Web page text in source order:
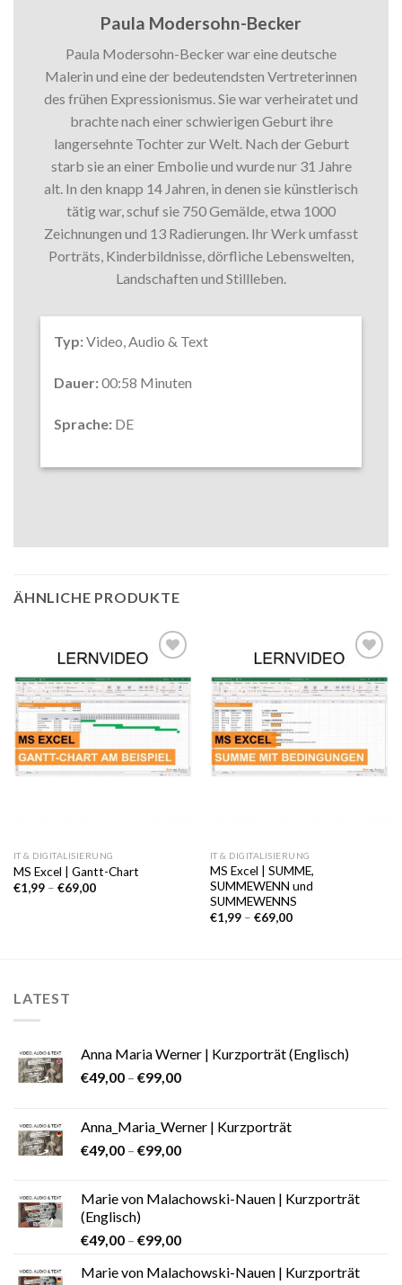
Paula Modersohn-Becker
Paula Modersohn-Becker war eine deutsche
Malerin und eine der bedeutendsten Vertreterinnen
des frühen Expressionismus. Sie war verheiratet und
brachte nach einer schwierigen Geburt ihre
langersehnte Tochter zur Welt. Nach der Geburt
starb sie an einer Embolie und wurde nur 31 Jahre
alt. In den knapp 14 Jahren, in denen sie künstlerisch
tätig war, schuf sie 750 Gemälde, etwa 1000
Zeichnungen und 13 Radierungen. Ihr Werk umfasst
Porträts, Kinderbildnisse, dörfliche Lebenswelten,
Landschaften und Stillleben.
Typ:Video, Audio & Text
Dauer:00:58 Minuten
Sprache: DE
ÄHNLICHE PRODUKTE
Wunschliste
IT & DIGITALISIERUNG
MS Excel | Gantt-Chart
€1,99– €69,00
Wunschliste
IT & DIGITALISIERUNG
MS Excel | SUMME,
SUMMEWENN und
SUMMEWENNS
€1,99– €69,00
LATEST
Anna Maria Werner | Kurzporträt (Englisch)
€49,00 – €99,00
Anna_Maria_Werner | Kurzporträt
€49,00 – €99,00
Marie von Malachowski-Nauen | Kurzporträt
(Englisch)
€49,00 – €99,00
Marie von Malachowski-Nauen | Kurzporträt